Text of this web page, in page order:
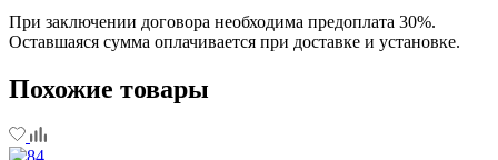
При заключении договора необходима предоплата 30%.
Оставшаяся сумма оплачивается при доставке и установке.
Похожие товары